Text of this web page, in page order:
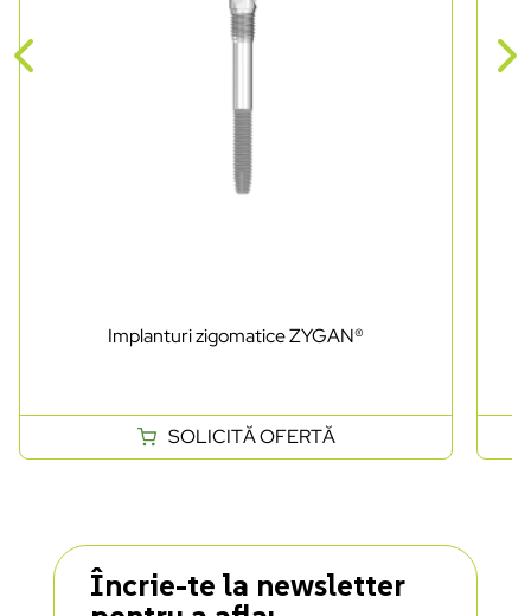
Implanturi zigomatice ZYGAN®
SOLICITĂ OFERTĂ
Încrie-te la newsletter